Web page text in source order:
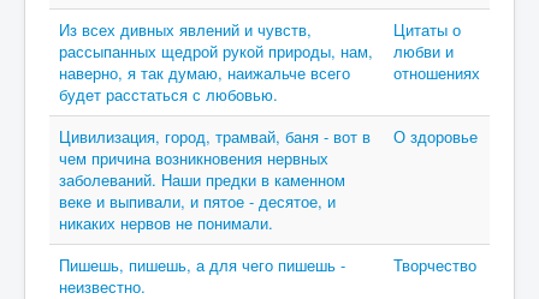
Из всех дивных явлений и чувств,
рассыпанных щедрой рукой природы, нам,
наверно, я так думаю, наижальче всего
будет расстаться с любовью.
Цитаты о
любви и
отношениях
Цивилизация, город, трамвай, баня - вот в
чем причина возникновения нервных
заболеваний. Наши предки в каменном
веке и выпивали, и пятое - десятое, и
никаких нервов не понимали.
О здоровье
Пишешь, пишешь, а для чего пишешь -
неизвестно.
Творчество